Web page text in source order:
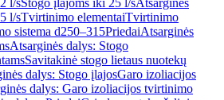
l/sStogo įlajoms iki 25 l/sAtsarginės
l/sTvirtinimo elementaiTvirtinimo
sistema d250–315PriedaiAtsarginės
Atsarginės dalys: Stogo
Savitakinė stogo lietaus nuotekų
dalys: Stogo įlajosGaro izoliacijos
dalys: Garo izoliacijos tvirtinimo